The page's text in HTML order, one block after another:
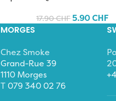
17.90CHF 5.90CHF
MORGES
Chez Smoke
Grand-Rue 39
1110 Morges
T 079 340 02 76